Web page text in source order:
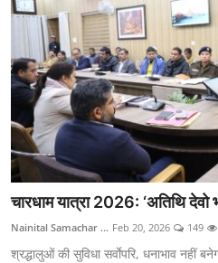
चारधाम यात्रा 2026: ‘अतिथि देवो
Nainital Samachar ... Feb 20, 2026 149
श्रद्धालुओं की सुविधा सर्वाेपरि, धनाभाव नहीं